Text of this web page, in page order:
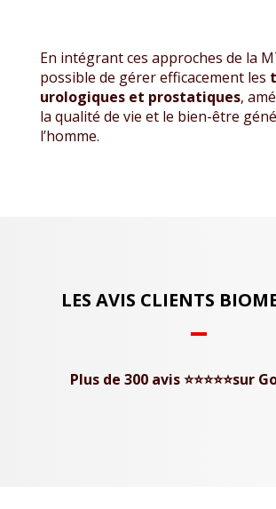
En intégrant ces approches de la
possible de gérer efficacement les
urologiques et prostatiques,
la qualité de vie et le bien-être
l’homme.
LES AVIS CLIENTS
Plus de 300 avis ⭐⭐⭐⭐⭐sur